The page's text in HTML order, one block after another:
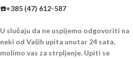
☎️+385 (47) 612-587
U slučaju da ne uspijemo odgovoriti na
neki od Vaših upita unutar 24 sata,
molimo vas za strpljenje. Upiti se